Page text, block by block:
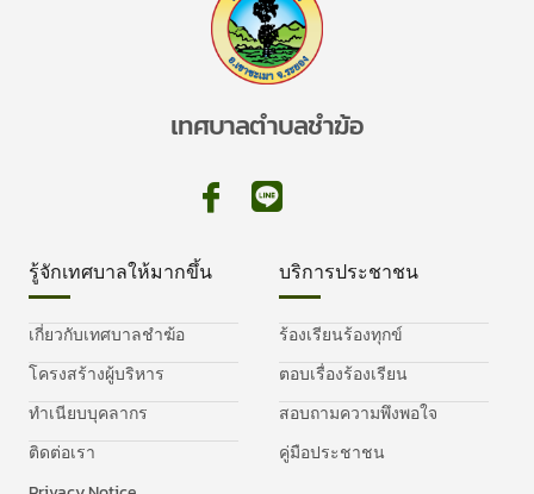
เทศบาลตำบลชำฆ้อ
รู้จักเทศบาลให้มากขึ้น
เกี่ยวกับเทศบาลชำฆ้อ
โครงสร้างผู้บริหาร
ทำเนียบบุคลากร
ติดต่อเรา
บริการประชาชน
ร้องเรียนร้องทุกข์
ตอบเรื่องร้องเรียน
สอบถามความพึงพอใจ
คู่มือประชาชน